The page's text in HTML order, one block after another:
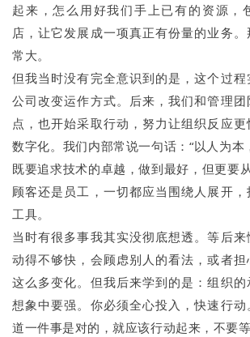
起来，怎么用好我们手上已有的资源，
店，让它发展成一项真正有份量的业务
常大。
但我当时没有完全意识到的是，这个过
公司改变运作方式。后来，我们和管理
点，也开始采取行动，努力让组织反应
数字化。我们内部常说一句话：“以人为本
既要追求技术的卓越，做到最好，但更要
顾客还是员工，一切都应当围绕人展开
工具。
当时有很多事我其实没彻底想透。等后
动得不够快，会顾虑别人的看法，或者
这么多变化。但我后来学到的是：组织
想象中要强。你必须全心投入，快速行
道一件事是对的，就应该行动起来，不要等